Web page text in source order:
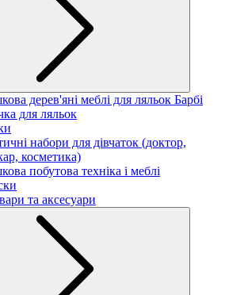
дерев'яні меблі для ляльок Барбі
для ляльок
набори для дівчаток (доктор,
косметика)
побутова техніка і меблі
та аксесуари